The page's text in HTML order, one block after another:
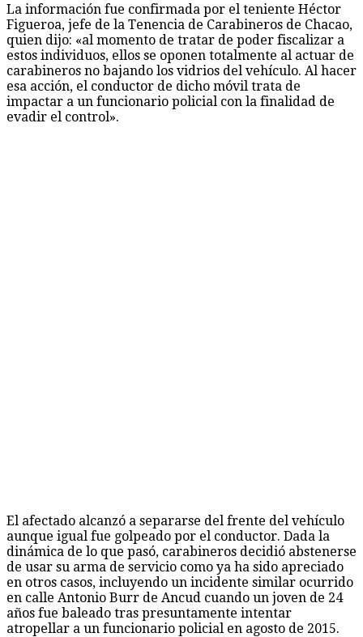
La información fue confirmada por el teniente Héctor
Figueroa, jefe de la Tenencia de Carabineros de Chacao,
quien dijo: «al momento de tratar de poder fiscalizar a
estos individuos, ellos se oponen totalmente al actuar de
carabineros no bajando los vidrios del vehículo. Al hacer
esa acción, el conductor de dicho móvil trata de
impactar a un funcionario policial con la finalidad de
evadir el control».
El afectado alcanzó a separarse del frente del vehículo
aunque igual fue golpeado por el conductor. Dada la
dinámica de lo que pasó, carabineros decidió abstenerse
de usar su arma de servicio como ya ha sido apreciado
en otros casos, incluyendo un incidente similar ocurrido
en calle Antonio Burr de Ancud cuando un joven de 24
años fue baleado tras presuntamente intentar
atropellar a un funcionario policial en agosto de 2015.